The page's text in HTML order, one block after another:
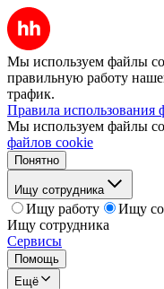
Мы используем файлы
правильную работу
трафик.
Правила использования
Мы используем файлы
файлов cookie
Понятно
Ищу сотрудника
Ищу работу
Ищу
Ищу сотрудника
Сервисы
Помощь
Ещё